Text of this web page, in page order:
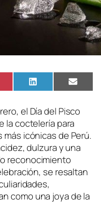
Compartir
en
LinkedIn
en
Email
el Día del Pisco
la coctelería para
icónicas de Perú.
dulzura y una
reconocimiento
se resaltan
como una joya de la